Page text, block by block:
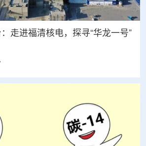
走进福清核电，探寻“华龙一号”